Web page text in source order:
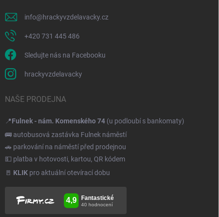
info@hrackyvzdelavacky.cz
+420 731 445 486
Sledujte nás na Facebooku
hrackyvzdelavacky
NAŠE PRODEJNA
📍Fulnek - nám. Komenského 74 (u podloubí s bankomaty)
🚌 autobusová zastávka Fulnek náměstí
🚗 parkování na náměstí před prodejnou
💵 platba v hotovosti, kartou, QR kódem
🚪 KLIK pro aktuální otevírací dobu